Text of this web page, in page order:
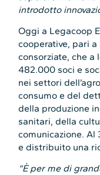
introdotto
Oggi a Legacoop
cooperative, pari
consorziate, che a
482.000 soci e
nei settori
consumo e del
della produzione
sanitari, della
comunicazione. Al
e distribuito una
“È per me di